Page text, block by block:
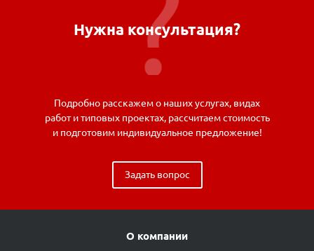
Нужна консультация?
Подробно расскажем о наших услугах, видах
работ и типовых проектах, рассчитаем стоимость
и подготовим индивидуальное предложение!
Задать вопрос
О компании